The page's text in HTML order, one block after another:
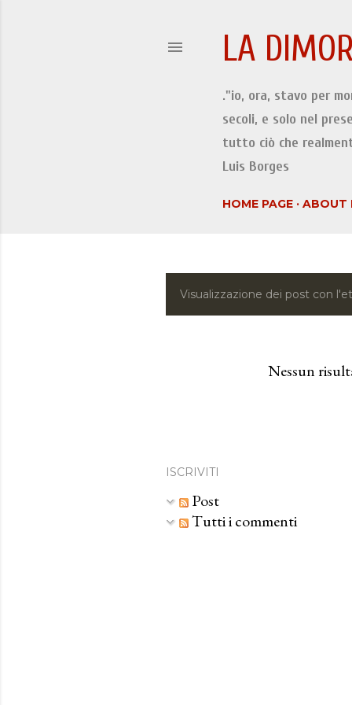
LA
."io, ora, stavo per
secoli, e solo nel
tutto ciò che
Luis Borges
HOME PAGE ABOUT
PVisualizzazione dei post con
Nessun
ISCRIVITI
Post
Tutti i commenti